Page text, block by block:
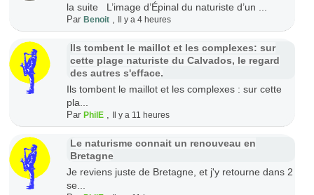
la suite L’image d’Épinal du naturiste d’un ...
Par Benoit, Il y a 4 heures
Ils tombent le maillot et les complexes: sur
cette plage naturiste du Calvados, le regard
des autres s'efface.
Ils tombent le maillot et les complexes : sur cette
pla...
Par PhilE, Il y a 11 heures
Le naturisme connait un renouveau en
Bretagne
Je reviens juste de Bretagne, et j'y retourne dans 2
se...